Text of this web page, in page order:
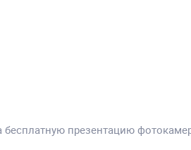
бесплатную презентацию